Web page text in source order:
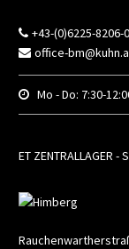
+43-(0)6225-8206-0
office-
Mo - Do: 7:30-
ET ZENTRALLAGER -